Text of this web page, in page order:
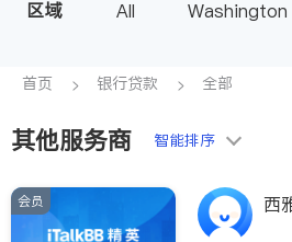
会计师 建筑装
教育
非盈利组织
区域 All
首页 银行贷款 全部
其他服务商 智能排序
会员 西